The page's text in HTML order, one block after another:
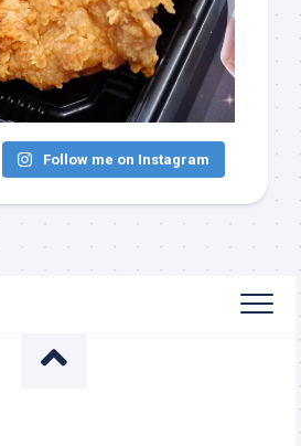
Follow me on Instagram